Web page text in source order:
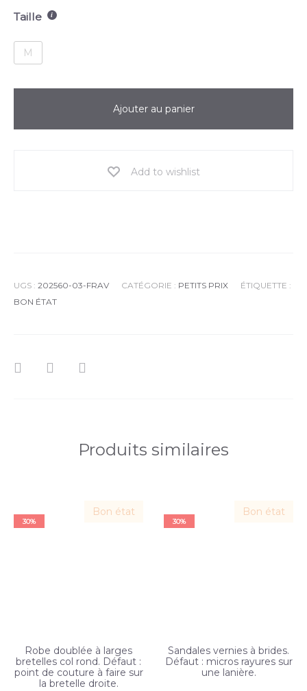
Taille
M
Ajouter au panier
Add to wishlist
UGS : 202560-03-FRAV CATÉGORIE : PETITS PRIX
ÉTIQUETTE :
BON ÉTAT
Produits similaires
Bon état
30%
Robe doublée à larges
bretelles col rond. Défaut :
point de couture à faire sur
la bretelle droite.
Bon état
30%
Sandales vernies à brides.
Défaut : micros rayures sur
une lanière.